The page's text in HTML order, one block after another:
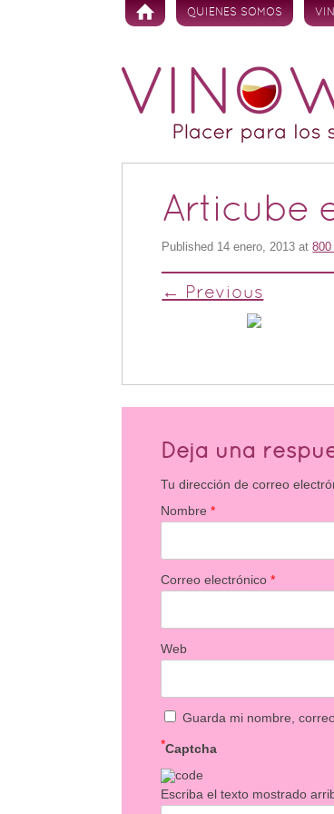
Skip to content
QUIENES SOMOS
Articube
Published 14 enero, 2013 at
← Previous
Deja una
Tu dirección de correo
Nombre*
Correo electrónico*
Web
Guarda mi nombre,
Captcha
*
Escriba el texto mostrado